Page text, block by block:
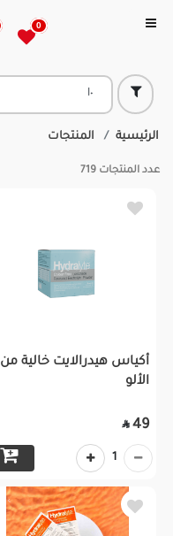
0
الرئيسية المنتجات
عدد المنتجات 719
أكياس هيدرالايت خالية من
الألو
49

1